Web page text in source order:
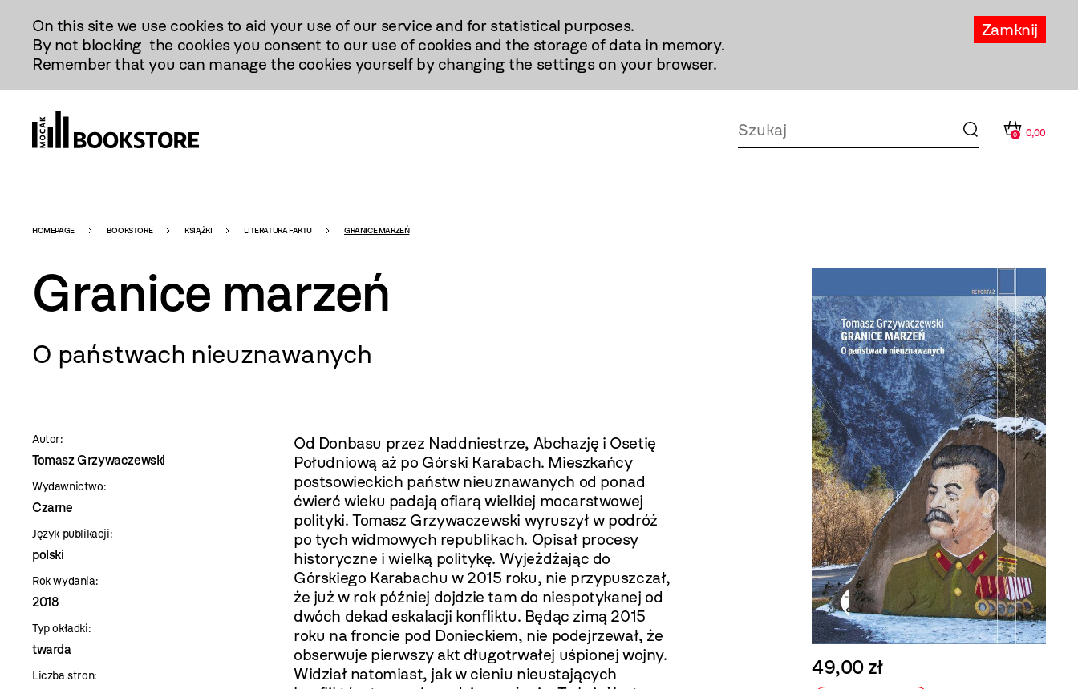
Treści
Zamknij
On this site we use cookies to aid your use of our service and for statistical purposes.
By not blocking the cookies you consent to our use of cookies and the storage of data in memory.
Remember that you can manage the cookies yourself by changing the settings on your browser.
0 0,00
Bookstore
-
szablon
szczegóły
HOMEPAGE BOOKSTORE KSIĄŻKI LITERATURA FAKTU GRANICE MARZEŃ
Granice marzeń
O państwach nieuznawanych
Autor:
Tomasz Grzywaczewski
Wydawnictwo:
Czarne
Język publikacji:
polski
Rok wydania:
2018
Typ okładki:
twarda
Liczba stron:
Od Donbasu przez Naddniestrze, Abchazję i Osetię
Południową aż po Górski Karabach. Mieszkańcy
postsowieckich państw nieuznawanych od ponad
ćwierć wieku padają ofiarą wielkiej mocarstwowej
polityki. Tomasz Grzywaczewski wyruszył w podróż
po tych widmowych republikach. Opisał procesy
historyczne i wielką politykę. Wyjeżdżając do
Górskiego Karabachu w 2015 roku, nie przypuszczał,
że już w rok później dojdzie tam do niespotykanej od
dwóch dekad eskalacji konfliktu. Będąc zimą 2015
roku na froncie pod Donieckiem, nie podejrzewał, że
obserwuje pierwszy akt długotrwałej uśpionej wojny.
Widział natomiast, jak w cieniu nieustających
49,00 zł